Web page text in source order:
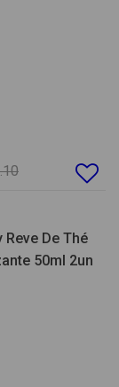
Reve De Thé
50ml 2un